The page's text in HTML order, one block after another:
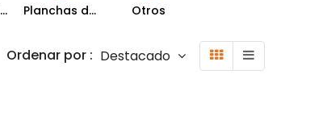
Hornos y Microondas Planchas de Ropa Otros
Ordenar por : Destacado